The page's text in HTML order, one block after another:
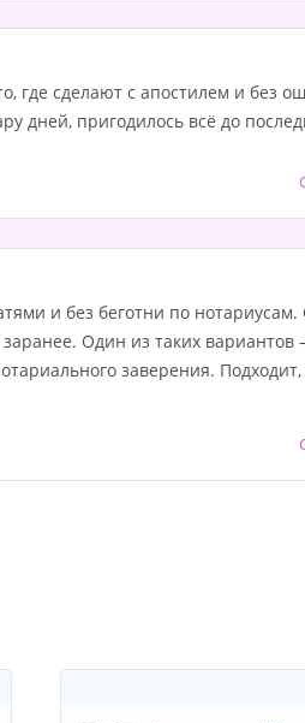
где сделают с апостилем и без
дней, пригодилось всё до
и без беготни по
Один из таких
заверения.